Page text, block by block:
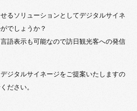
るソリューションとしてデジタルサイネ
でしょうか？
語表示も可能なので訪日観光客への発信
ジタルサイネージをご提案いたしますの
ださい。